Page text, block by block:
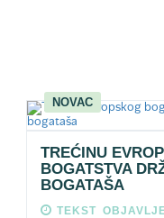
NOVAC
TREĆINU
BOGATSTVA
BOGATAŠA
TEKST